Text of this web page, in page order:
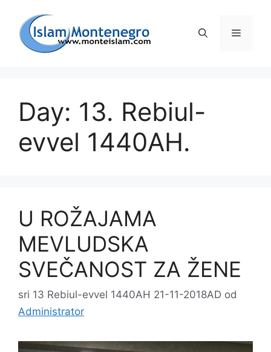
sadržaj
Day: 13. Rebiul-
evvel 1440AH.
U ROŽAJAMA
MEVLUDSKA
SVEČANOST ZA ŽENE
sri 13 Rebiul-evvel 1440AH 21-11-2018AD od
Administrator